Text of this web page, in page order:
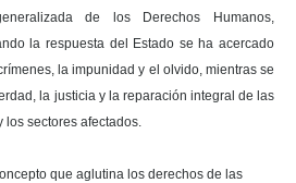
de los Derechos Humanos,
la respuesta del Estado se ha acercado
la impunidad y el olvido, mientras se
la justicia y la reparación integral de las
sectores afectados.
que aglutina los derechos de las